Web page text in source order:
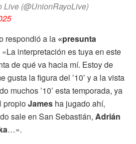
(@UnionRayoLive)
respondió a la «presunta
interpretación es tuya en este
de qué va hacia mí. Estoy de
gusta la figura del ’10’ y a la vista
muchos ’10’ esta temporada, ya
propioJames ha jugado ahí,
sale en San Sebastián, Adrián
…».